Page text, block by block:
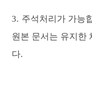
3. 주석처리가 가능
원본 문서는 유지한
다.